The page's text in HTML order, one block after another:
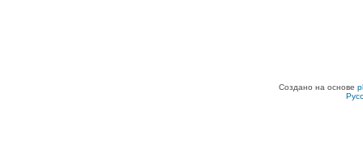
Создано на основе